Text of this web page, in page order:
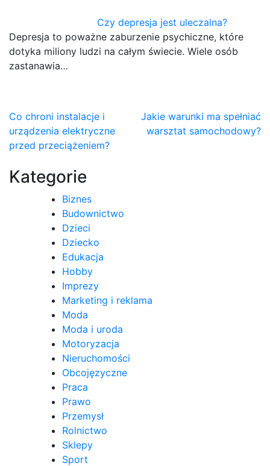
Czy depresja jest uleczalna?
Depresja to poważne zaburzenie psychiczne, które
dotyka miliony ludzi na całym świecie. Wiele osób
zastanawia…
Nawigacja
wpisu
Co chroni instalacje i
urządzenia elektryczne
przed przeciążeniem?
Jakie warunki ma spełniać
warsztat samochodowy?
Kategorie
Biznes
Budownictwo
Dzieci
Dziecko
Edukacja
Hobby
Imprezy
Marketing i reklama
Moda
Moda i uroda
Motoryzacja
Nieruchomości
Obcojęzyczne
Praca
Prawo
Przemysł
Rolnictwo
Sklepy
Sport